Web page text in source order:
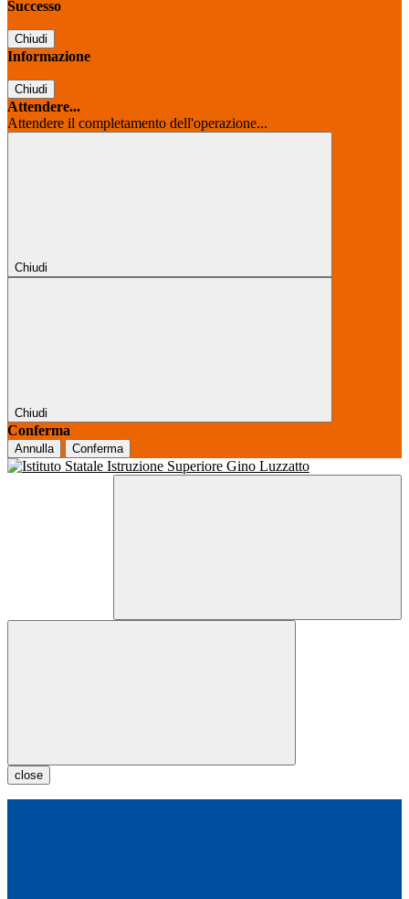
Successo
Chiudi
Informazione
Chiudi
Attendere...
Attendere il completamento dell'operazione...
Chiudi
Chiudi
Conferma
Annulla Conferma
close